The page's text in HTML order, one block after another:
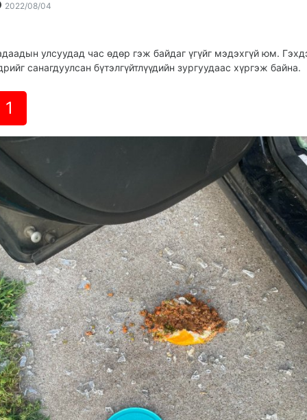
2022/08/04
13:14:43
09:39:12
улсуудад час өдөр гэж байдаг үгүйг мэдэхгүй юм.
санагдуулсан бүтэлгүйтлүүдийн зургуудаас хүргэж байна.
1